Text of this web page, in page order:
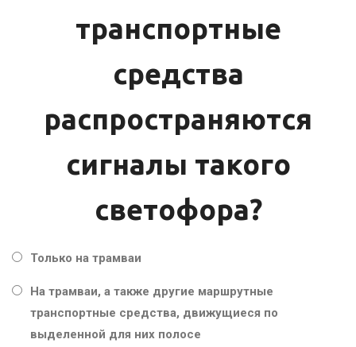
транспортные
средства
распространяются
сигналы такого
светофора?
Только на трамваи
На трамваи, а также другие маршрутные
транспортные средства, движущиеся по
выделенной для них полосе